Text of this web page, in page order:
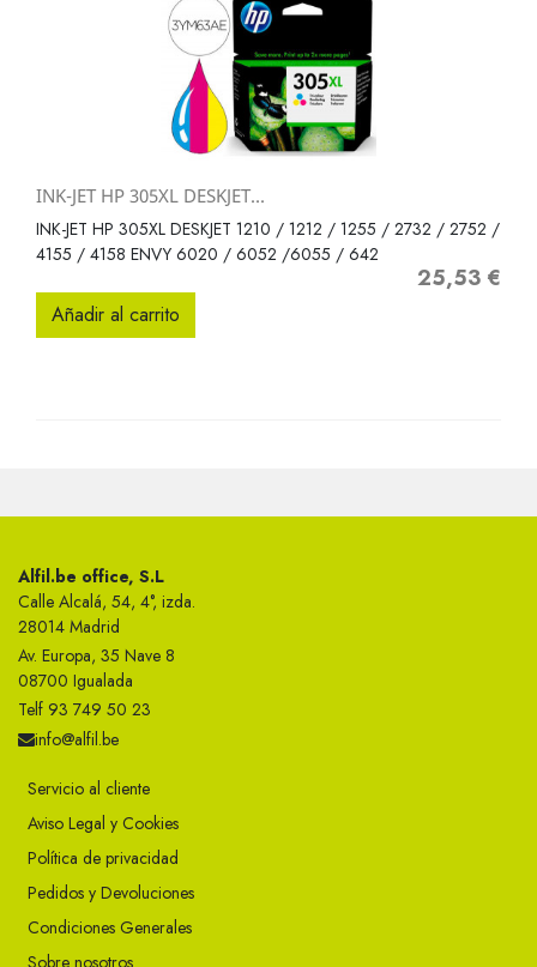
INK-JET HP 305XL DESKJET...
INK-JET HP 305XL DESKJET 1210 / 1212 / 1255 / 2732 / 2752 /
4155 / 4158 ENVY 6020 / 6052 /6055 / 642
Precio
25,53 €
Añadir al carrito
Alfil.be office, S.L
Calle Alcalá, 54, 4°, izda.
28014 Madrid
Av. Europa, 35 Nave 8
08700 Igualada
Telf 93 749 50 23
info@alfil.be
Servicio al cliente
Aviso Legal y Cookies
Política de privacidad
Pedidos y Devoluciones
Condiciones Generales
Sobre nosotros